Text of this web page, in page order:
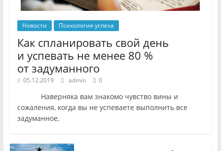
Новости Психология успеха
Как спланировать свой день
и успевать не менее 80 %
от задуманного
05.12.2019 admin 0
Наверняка вам знакомо чувство вины и
сожаления, когда вы не успеваете выполнить все
задуманное,